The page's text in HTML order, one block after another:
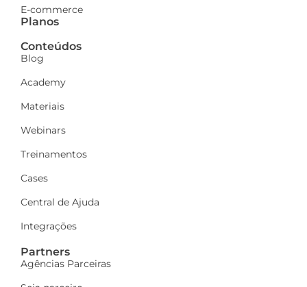
E-commerce
Planos
Conteúdos
Blog
Academy
Materiais
Webinars
Treinamentos
Cases
Central de Ajuda
Integrações
Partners
Agências Parceiras